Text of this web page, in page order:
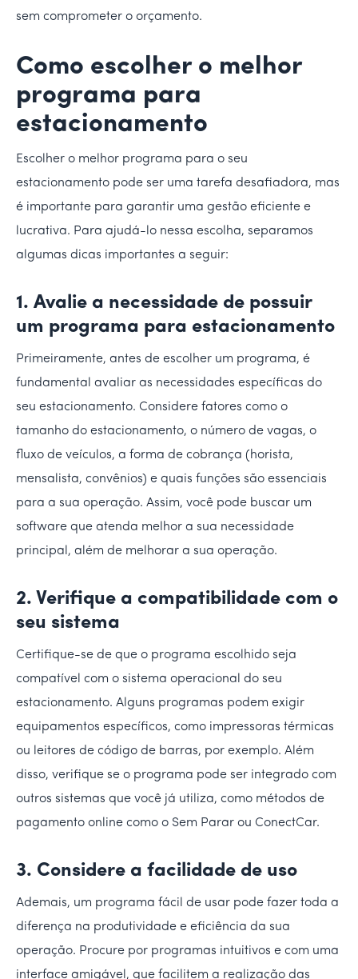
sem comprometer o orçamento.
Como escolher o melhor
programa para
estacionamento
Escolher o melhor programa para o seu
estacionamento pode ser uma tarefa desafiadora, mas
é importante para garantir uma gestão eficiente e
lucrativa. Para ajudá-lo nessa escolha, separamos
algumas dicas importantes a seguir:
1. Avalie a necessidade de possuir
um programa para estacionamento
Primeiramente, antes de escolher um programa, é
fundamental avaliar as necessidades específicas do
seu estacionamento. Considere fatores como o
tamanho do estacionamento, o número de vagas, o
fluxo de veículos, a forma de cobrança (horista,
mensalista, convênios) e quais funções são essenciais
para a sua operação. Assim, você pode buscar um
software que atenda melhor a sua necessidade
principal, além de melhorar a sua operação.
2. Verifique a compatibilidade com o
seu sistema
Certifique-se de que o programa escolhido seja
compatível com o sistema operacional do seu
estacionamento. Alguns programas podem exigir
equipamentos específicos, como impressoras térmicas
ou leitores de código de barras, por exemplo. Além
disso, verifique se o programa pode ser integrado com
outros sistemas que você já utiliza, como métodos de
pagamento online como o Sem Parar ou ConectCar.
3. Considere a facilidade de uso
Ademais, um programa fácil de usar pode fazer toda a
diferença na produtividade e eficiência da sua
operação. Procure por programas intuitivos e com uma
interface amigável, que facilitem a realização das